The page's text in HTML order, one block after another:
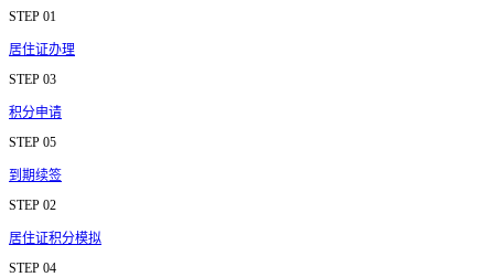
STEP 01
居住证办理
STEP 03
积分申请
STEP 05
到期续签
STEP 02
居住证积分模拟
STEP 04